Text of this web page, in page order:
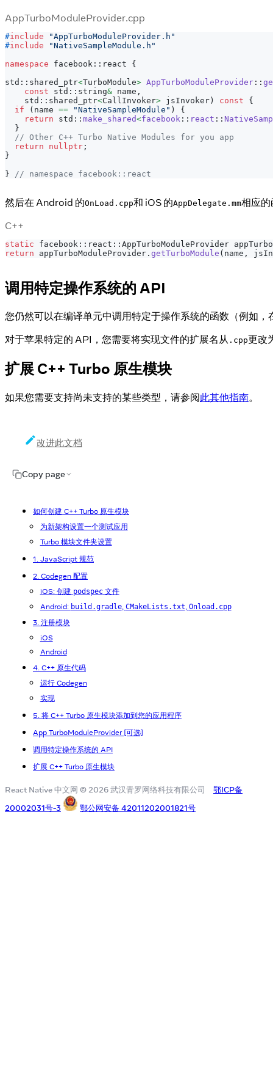
AppTurboModuleProvider.cpp
#include
"AppTurboModuleProvider.h"
#include
"NativeSampleModule.h"
namespace facebook :: react {
std :: shared_ptr<TurboModule> AppTurboModuleProvider ::
const std :: string& name ,
    std
:: shared_ptr<CallInvoker> jsInvoker) const
{
if
( name == "NativeSampleModule" )
{
return std :: make_shared<facebook :: react ::
}
// Other C++ Turbo Native Modules for you app
return
nullptr ;
}
}
// namespace facebook::react
然后在 Android 的OnLoad.cpp和 iOS 的AppDelegate.mm相应
C++
static facebook :: react :: AppTurboModuleProvider
return appTurboModuleProvider . getTurboModule ( name ,
调用特定操作系统的 API
您仍然可以在编译单元中调用特定于操作系统的函数（例如，
对于苹果特定的 API，您需要将实现文件的扩展名从 .cpp更改
扩展 C++ Turbo 原生模块
如果您需要支持尚未支持的某些类型，请参阅此其他指南。
改进此文档
Copy page
如何创建 C++ Turbo 原生模块
为新架构设置一个测试应用
Turbo 模块文件夹设置
1. JavaScript 规范
2. Codegen 配置
iOS: 创建 podspec文件
Android: build.gradle, CMakeLists.txt, Onload.cpp
3. 注册模块
iOS
Android
4. C++ 原生代码
运行 Codegen
实现
5. 将 C++ Turbo 原生模块添加到您的应用程序
App TurboModuleProvider [可选]
调用特定操作系统的 API
扩展 C++ Turbo 原生模块
React Native 中文网 © 2026 武汉青罗网络科技有限公司
鄂ICP备
20002031号-3
鄂公网安备 42011202001821号